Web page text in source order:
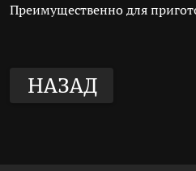
Преимущественно для
НАЗАД